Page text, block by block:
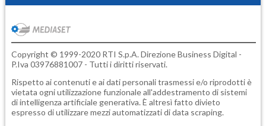
Copyright © 1999-2020 RTI S.p.A. Direzione Business Digital -
P.Iva 03976881007 - Tutti i diritti riservati.
Rispetto ai contenuti e ai dati personali trasmessi e/o riprodotti è
vietata ogni utilizzazione funzionale all'addestramento di sistemi
di intelligenza artificiale generativa. È altresì fatto divieto
espresso di utilizzare mezzi automatizzati di data scraping.